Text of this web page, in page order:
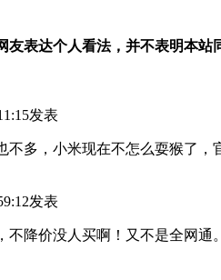
友表达个人看法，并不表明本站
发表
不多，小米现在不怎么耍猴了，
发表
不降价没人买啊！又不是全网通。